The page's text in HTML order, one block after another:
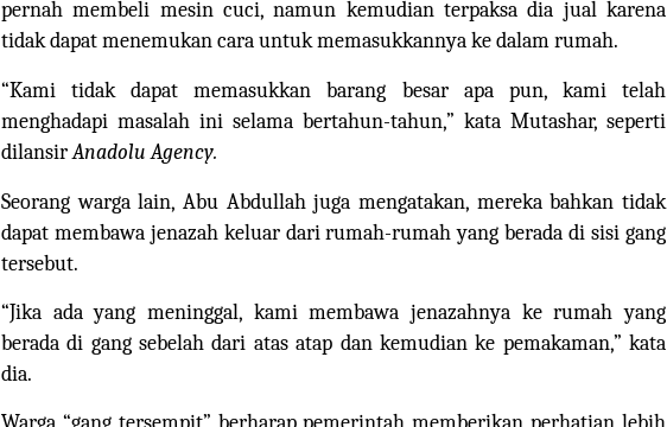
pernah membeli mesin cuci, namun kemudian terpaksa dia jual karena
tidak dapat menemukan cara untuk memasukkannya ke dalam rumah.
“Kami tidak dapat memasukkan barang besar apa pun, kami telah
menghadapi masalah ini selama bertahun-tahun,” kata Mutashar, seperti
dilansirAnadolu Agency.
Seorang warga lain, Abu Abdullah juga mengatakan, mereka bahkan tidak
dapat membawa jenazah keluar dari rumah-rumah yang berada di sisi gang
tersebut.
“Jika ada yang meninggal, kami membawa jenazahnya ke rumah yang
berada di gang sebelah dari atas atap dan kemudian ke pemakaman,” kata
dia.